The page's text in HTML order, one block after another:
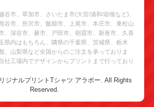
谷市、草加市、さいたま市(大宮/浦和/岩槻など)、
谷市、所沢市、飯能市、上尾市、本庄市、東松山
、深谷市、蕨市、戸田市、朝霞市、新座市、久喜
県内はもちろん、隣県の千葉県、茨城県、栃木
、山梨県など全国からのご注文を承っておりま
社工場内でデザインからプリントまで行っており
ジナルプリントTシャツ アラボー. All Rights
Reserved.